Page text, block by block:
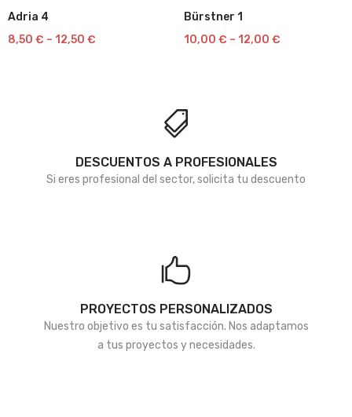
Adria 4
8,50 € – 12,50 €
Bürstner 1
10,00 € – 12,00 €
DESCUENTOS A PROFESIONALES
Si eres profesional del sector, solicita tu descuento
PROYECTOS PERSONALIZADOS
Nuestro objetivo es tu satisfacción. Nos adaptamos
a tus proyectos y necesidades.